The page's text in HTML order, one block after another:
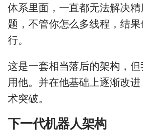
体系里面，一直都无法解决
题，不管你怎么多线程，结
行。
这是一套相当落后的架构，
用他。并在他基础上逐渐改
术突破。
下一代机器人架构